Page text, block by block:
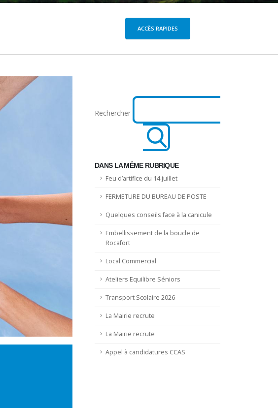
ACCÈS RAPIDES
Rechercher
DANS LA MÊME RUBRIQUE
Feu d’artifice du 14 juillet
FERMETURE DU BUREAU DE POSTE
Quelques conseils face à la canicule
Embellissement de la boucle de
Rocafort
Local Commercial
Ateliers Equilibre Séniors
Transport Scolaire 2026
La Mairie recrute
La Mairie recrute
Appel à candidatures CCAS